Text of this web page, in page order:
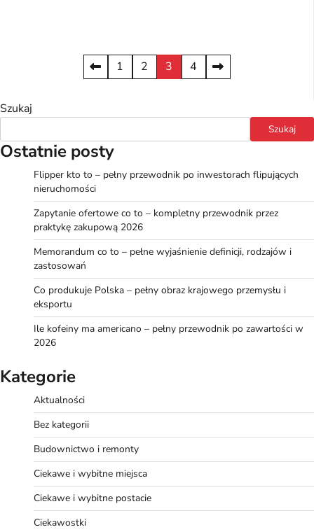
Stronicowanie
1 2 3 4
Szukaj
Szukaj
Ostatnie posty
Flipper kto to – pełny przewodnik po inwestorach flipujących
nieruchomości
Zapytanie ofertowe co to – kompletny przewodnik przez
praktykę zakupową 2026
Memorandum co to – pełne wyjaśnienie definicji, rodzajów i
zastosowań
Co produkuje Polska – pełny obraz krajowego przemysłu i
eksportu
Ile kofeiny ma americano – pełny przewodnik po zawartości w
2026
Kategorie
Aktualności
Bez kategorii
Budownictwo i remonty
Ciekawe i wybitne miejsca
Ciekawe i wybitne postacie
Ciekawostki